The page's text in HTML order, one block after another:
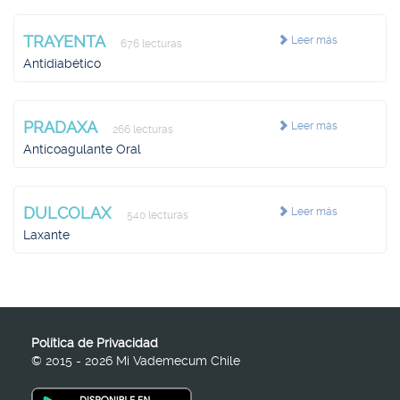
Leer más
TRAYENTA 676 lecturas
Antidiabético
Leer más
PRADAXA 266 lecturas
Anticoagulante Oral
Leer más
DULCOLAX 540 lecturas
Laxante
Política de Privacidad
© 2015 - 2026 Mi Vademecum Chile